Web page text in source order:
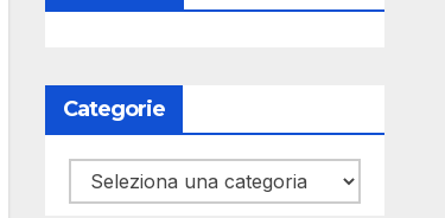
Categorie
Categorie